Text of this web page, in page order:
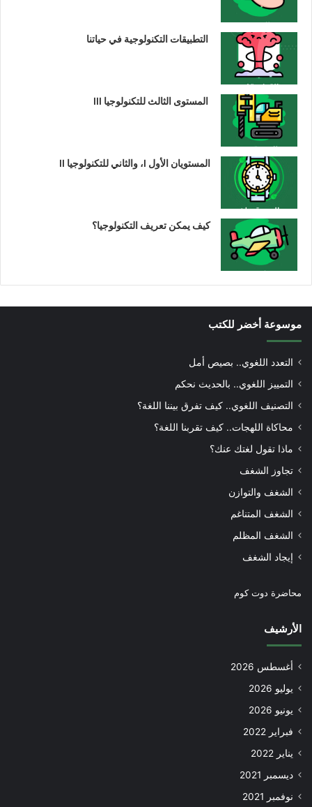
التطبيقات التكنولوجية في حياتنا
المستوى الثالث للتكنولوجيا III
المستويان الأول I، والثاني للتكنولوجيا II
كيف يمكن تعريف التكنولوجيا؟
موسوعة أخضر للكتب
التعدد اللغوي.. بصيص أمل
التمييز اللغوي.. بالحديث نحكم
التصنيف اللغوي.. كيف تفرق بيننا اللغة؟
محاكاة اللهجات.. كيف تقربنا اللغة؟
ماذا تقول لغتك عنك؟
تجاوز الشغف
الشغف والتوازن
الشغف المتناغم
الشغف المظلم
إيجاد الشغف
محاضرة دوت كوم
الأرشيف
أغسطس 2026
يوليو 2026
يونيو 2026
فبراير 2022
يناير 2022
ديسمبر 2021
نوفمبر 2021